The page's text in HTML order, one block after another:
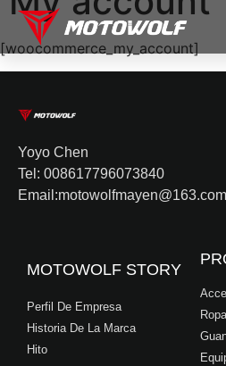
[woocommerce_my_account]
Yoyo Chen
Tel: 008617796073840
Email:motowolfmayen@163.com
MOTOWOLF STORY
Perfil De Empresa
Historia De La Marca
Hito